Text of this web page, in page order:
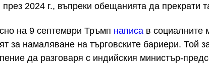
през 2024 г., въпреки обещанията да прекрати
на 9 септември Тръмп написа в
за намаляване на търговските бариери. Той
да разговаря с индийския министър-